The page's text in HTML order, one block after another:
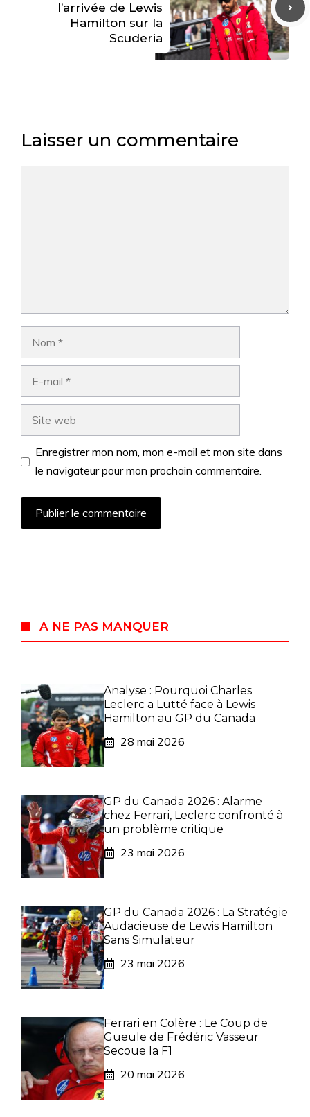
l’arrivée de Lewis
Hamilton sur la
Scuderia
Laisser un commentaire
Enregistrer mon nom, mon e-mail et mon site dans
le navigateur pour mon prochain commentaire.
A NE PAS MANQUER
Analyse : Pourquoi Charles
Leclerc a Lutté face à Lewis
Hamilton au GP du Canada
28 mai 2026
GP du Canada 2026 : Alarme
chez Ferrari, Leclerc confronté à
un problème critique
23 mai 2026
GP du Canada 2026 : La Stratégie
Audacieuse de Lewis Hamilton
Sans Simulateur
23 mai 2026
Ferrari en Colère : Le Coup de
Gueule de Frédéric Vasseur
Secoue la F1
20 mai 2026